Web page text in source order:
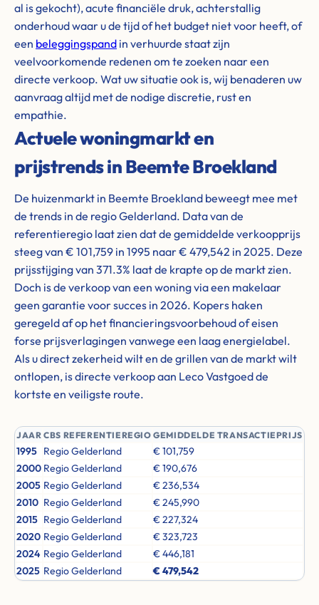
al is gekocht), acute financiële druk, achterstallig
onderhoud waar u de tijd of het budget niet voor heeft, of
een beleggingspand in verhuurde staat zijn
veelvoorkomende redenen om te zoeken naar een
directe verkoop. Wat uw situatie ook is, wij benaderen uw
aanvraag altijd met de nodige discretie, rust en
empathie.
Actuele woningmarkt en
prijstrends in Beemte Broekland
De huizenmarkt in Beemte Broekland beweegt mee met
de trends in de regio Gelderland. Data van de
referentieregio laat zien dat de gemiddelde verkoopprijs
steeg van € 101,759 in 1995 naar € 479,542 in 2025. Deze
prijsstijging van 371.3% laat de krapte op de markt zien.
Doch is de verkoop van een woning via een makelaar
geen garantie voor succes in 2026. Kopers haken
geregeld af op het financieringsvoorbehoud of eisen
forse prijsverlagingen vanwege een laag energielabel.
Als u direct zekerheid wilt en de grillen van de markt wilt
ontlopen, is directe verkoop aan Leco Vastgoed de
kortste en veiligste route.
JAAR CBS REFERENTIEREGIO GEMIDDELDE TRANSACTIEPRIJS
1995 Regio Gelderland
€ 101,759
2000 Regio Gelderland
€ 190,676
2005 Regio Gelderland
€ 236,534
2010 Regio Gelderland
€ 245,990
2015 Regio Gelderland
€ 227,324
2020 Regio Gelderland
€ 323,723
2024 Regio Gelderland
€ 446,181
2025 Regio Gelderland € 479,542